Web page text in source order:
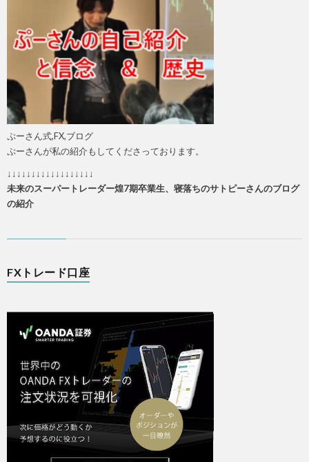
ぷーさん式,FX,ブログ
ぷーさんが私の紹介もしてくださっております。
↓↓↓↓↓↓↓↓↓↓↓↓↓↓↓↓↓↓
未来のスーパートレーダー煌7期卒業生、寝落ちのサトピーさんのブログ
の紹介
FXトレード口座